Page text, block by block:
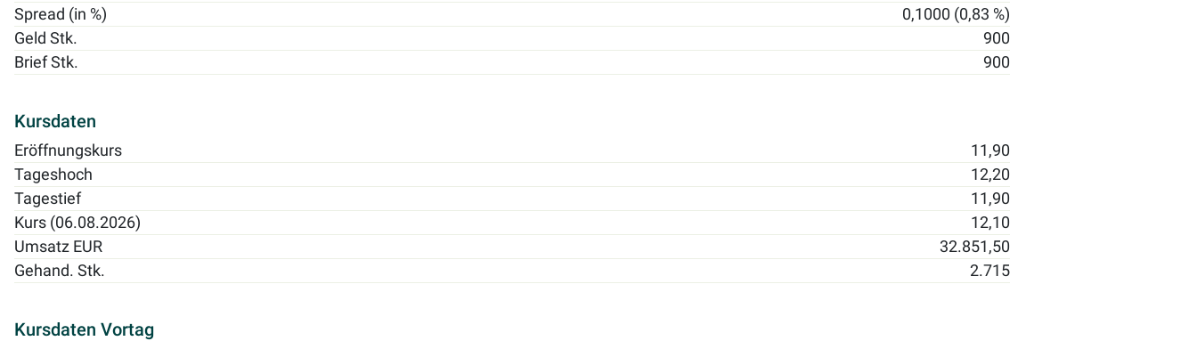
Spread (in %)
0,1000 (0,83 %)
Geld Stk.
900
Brief Stk.
900
Kursdaten
Eröffnungskurs
11,90
Tageshoch
12,20
Tagestief
11,90
Kurs (06.08.2026)
12,10
Umsatz EUR
32.851,50
Gehand. Stk.
2.715
Kursdaten Vortag